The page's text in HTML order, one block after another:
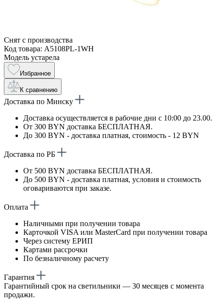
Снят с производства
Код товара: A5108PL-1WH
Модель устарела
Избранное
К сравнению
Доставка по Минску
Доставка осуществляется в рабочие дни с 10:00 до 23.00.
От 300 BYN доставка БЕСПЛАТНАЯ.
До 300 BYN - доставка платная, стоимость - 12 BYN
Доставка по РБ
От 500 BYN доставка БЕСПЛАТНАЯ.
До 500 BYN - доставка платная, условия и стоимость
оговариваются при заказе.
Оплата
Наличными при получении товара
Карточкой VISA или MasterCard при получении товара
Через систему ЕРИП
Картами рассрочки
По безналичному расчету
Гарантия
Гарантийный срок на светильники — 30 месяцев с момента
продажи.